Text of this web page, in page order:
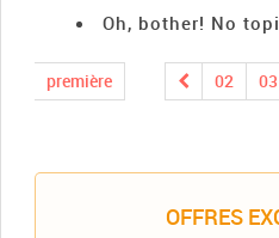
Oh, bother! No
première 02 03
OFFRES